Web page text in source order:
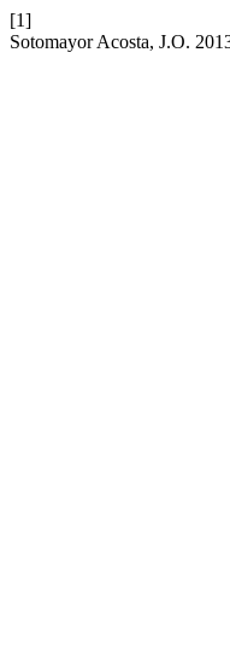
[1]
Sotomayor Acosta, J.O.